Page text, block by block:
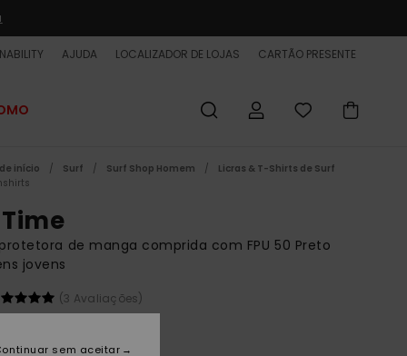
AJUDA LOCALIZADOR DE LOJAS CARTÃO PRESENTE
início Surf Surf Shop Homem
Licras & T-Shirts de Surf
de manga comprida com FPU 50 Preto
jovens
(3 Avaliações)
€ sem aceitar